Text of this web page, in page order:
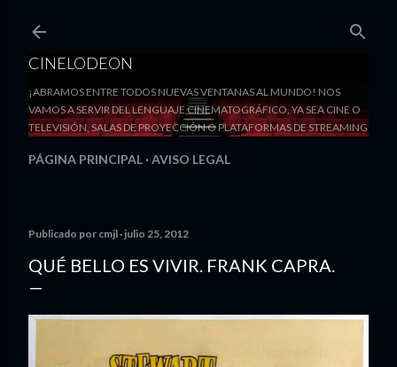
CINELODEON
¡ABRAMOS ENTRE TODOS NUEVAS VENTANAS AL MUNDO! NOS
VAMOS A SERVIR DEL LENGUAJE CINEMATOGRÁFICO, YA SEA CINE O
TELEVISIÓN, SALAS DE PROYECCIÓN O PLATAFORMAS DE STREAMING
PÁGINA PRINCIPAL AVISO LEGAL
Publicado por cmjl julio 25, 2012
QUÉ BELLO ES VIVIR. FRANK CAPRA.